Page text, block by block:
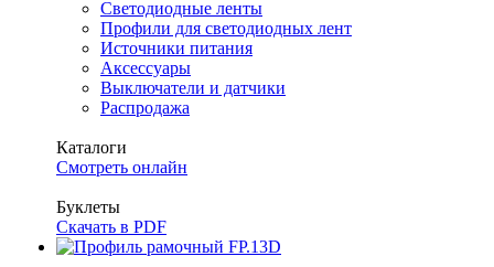
Светодиодные ленты
Профили для светодиодных лент
Источники питания
Аксессуары
Выключатели и датчики
Распродажа
Каталоги
Смотреть онлайн
Буклеты
Скачать в PDF